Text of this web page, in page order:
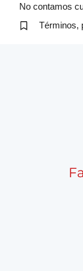
No contamos
Términos,